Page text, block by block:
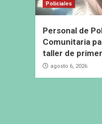
Policiales
Personal de
Comunitaria
taller de
agosto 6, 2026